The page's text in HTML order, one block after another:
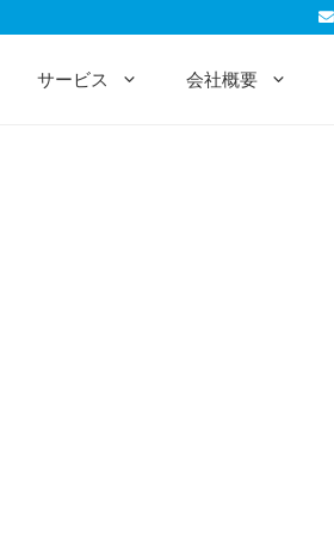
サービス 会社概要